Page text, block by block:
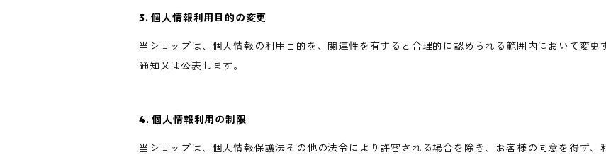
3. 個人情報利用目的の変更
当ショップは、個人情報の利用目的を、関連性を有すると合理的に認められる範囲内において変
通知又は公表します。
4. 個人情報利用の制限
当ショップは、個人情報保護法その他の法令により許容される場合を除き、お客様の同意を得ず